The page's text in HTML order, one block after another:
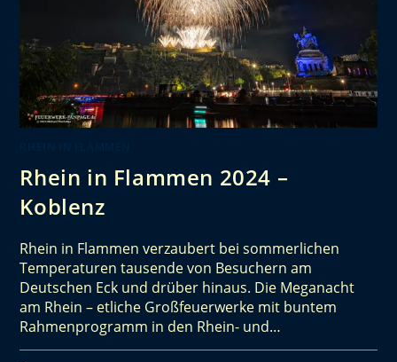
Rhein in Flammen 2024 –
Koblenz
Rhein in Flammen verzaubert bei sommerlichen
Temperaturen tausende von Besuchern am
Deutschen Eck und drüber hinaus. Die Meganacht
am Rhein – etliche Großfeuerwerke mit buntem
Rahmenprogramm in den Rhein- und…